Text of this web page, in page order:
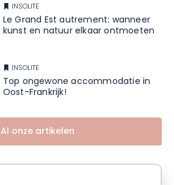
INSOLITE
Le Grand Est autrement: wanneer
kunst en natuur elkaar ontmoeten
INSOLITE
Top ongewone accommodatie in
Oost-Frankrijk!
Al onze artikelen